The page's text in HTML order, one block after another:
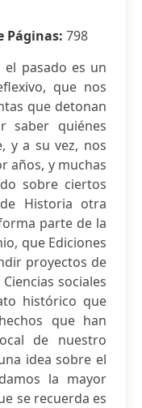
Páginas: 798
el pasado es un
que nos
que detonan
saber quiénes
y a su vez, nos
años, y muchas
sobre ciertos
Historia otra
parte de la
que Ediciones
proyectos de
sociales
histórico que
que han
de nuestro
idea sobre el
la mayor
se recuerda es